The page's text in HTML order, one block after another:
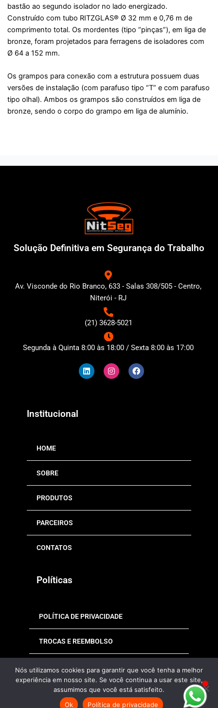
bastão ao segundo isolador no lado energizado.
Construído com tubo RITZGLAS® Ø 32 mm e 0,76 m de
comprimento total. Os mordentes (tipo “pinças”), em liga de
bronze, foram projetados para ferragens de isoladores com
Ø 64 a 152 mm.
Os grampos para conexão com a estrutura possuem duas
versões de instalação (com parafuso tipo “T” e com parafuso
tipo olhal). Ambos os grampos são construídos em liga de
bronze, sendo o corpo do grampo em liga de alumínio.
Solução Definitiva em Segurança do Trabalho
Av. Visconde do Rio Branco, 633 - Salas 308/505 - Centro,
Niterói - RJ
(21) 3628-5021
Segunda à Quinta 8:00 às 18:00 / Sexta 8:00 às 17:00
i
n
k
n
s
t
a
c
e
Institucional
HOME
SOBRE
PRODUTOS
PARCEIROS
CONTATOS
Políticas
POLÍTICA DE PRIVACIDADE
TROCAS E REEMBOLSO
TERMOS DE USO
Nós utilizamos cookies para garantir que você tenha a melhor
experiência em nosso site. Se você continua a usar este site,
assumimos que você está satisfeito.
Ok
Política de privacidade